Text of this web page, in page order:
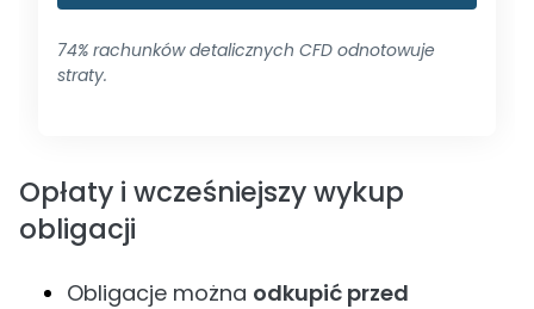
74% rachunków detalicznych CFD odnotowuje
straty.
Opłaty i wcześniejszy wykup
obligacji
Obligacje można odkupić przed